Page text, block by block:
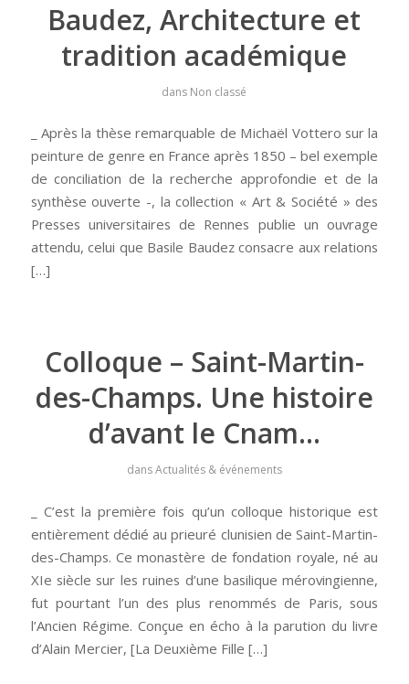
Baudez, Architecture et
tradition académique
dans Non classé
_ Après la thèse remarquable de Michaël Vottero sur la
peinture de genre en France après 1850 – bel exemple
de conciliation de la recherche approfondie et de la
synthèse ouverte -, la collection « Art & Société » des
Presses universitaires de Rennes publie un ouvrage
attendu, celui que Basile Baudez consacre aux relations
[…]
Colloque – Saint-Martin-
des-Champs. Une histoire
d’avant le Cnam…
dansActualités & événements
_ C’est la première fois qu’un colloque historique est
entièrement dédié au prieuré clunisien de Saint-Martin-
des-Champs. Ce monastère de fondation royale, né au
XIe siècle sur les ruines d’une basilique mérovingienne,
fut pourtant l’un des plus renommés de Paris, sous
l’Ancien Régime. Conçue en écho à la parution du livre
d’Alain Mercier, [La Deuxième Fille […]